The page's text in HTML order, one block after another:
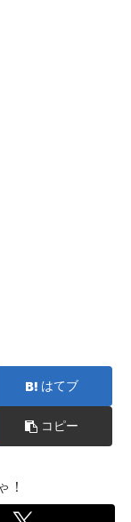
はてブ
コピー
！